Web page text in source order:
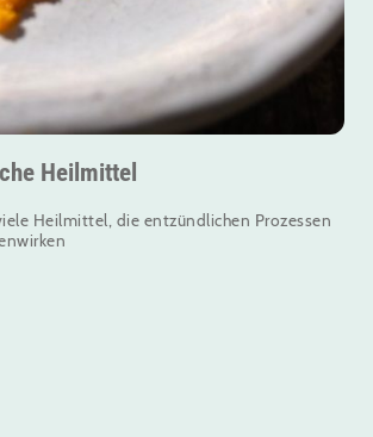
Heilmittel
Heilmittel, die entzündlichen Prozessen